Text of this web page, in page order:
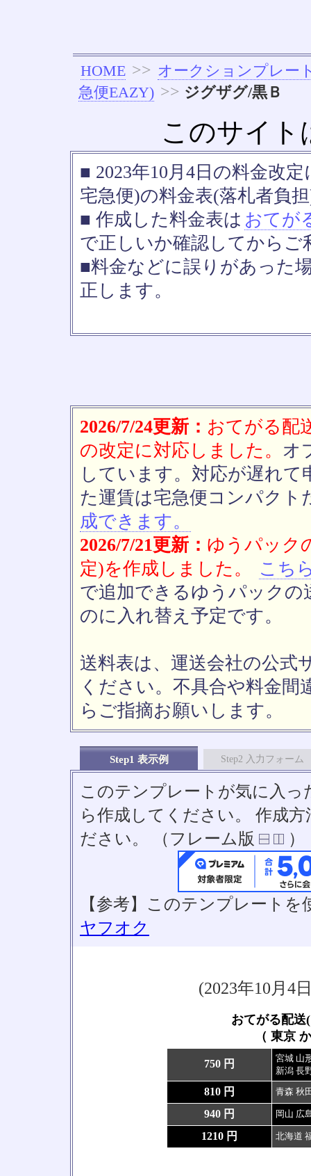
HOME >> オークションプレー
急便EAZY) >> ジグザグ/黒Ｂ
このサイト
■ 2023年10月4日の料金改
宅急便)の料金表(落札者負
■ 作成した料金表は おてが
で正しいか確認してからご
■料金などに誤りがあった
正します。
2026/7/24更新： おてがる配
の改定に対応しました。 オ
しています。対応が遅れ
た運賃は宅急便コンパクト
成できます。
2026/7/21更新： ゆうパック
定)を作成しました。
こち
で追加できるゆうパックの
のに入れ替え予定です。
送料表は、運送会社の公式
ください。不具合や料金間
らご指摘お願いします。
Step1 表示例 Step2 入力フォーム
このテンプレートが気に入っ
ら作成してください。 作成
ださい。 （フレーム版
）
【参考】このテンプレート
ヤフオク
(2023年10月4
おてがる配
（ 東京
750 円
宮城 山
新潟 長
810 円 青森 秋
940 円 岡山 広
1210 円 北海道